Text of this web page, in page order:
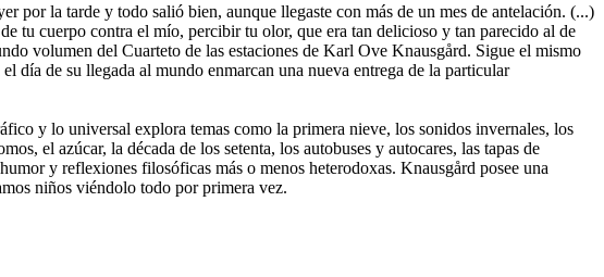
por la tarde y todo salió bien, aunque llegaste con más de un mes de antelación. (...)
tu cuerpo contra el mío, percibir tu olor, que era tan delicioso y tan parecido al de
volumen del Cuarteto de las estaciones de Karl Ove Knausgård. Sigue el mismo
día de su llegada al mundo enmarcan una nueva entrega de la particular
y lo universal explora temas como la primera nieve, los sonidos invernales, los
el azúcar, la década de los setenta, los autobuses y autocares, las tapas de
y reflexiones filosóficas más o menos heterodoxas. Knausgård posee una
niños viéndolo todo por primera vez.